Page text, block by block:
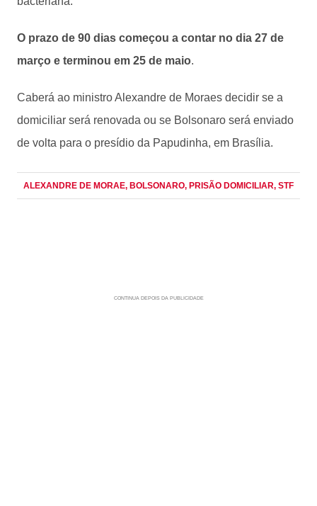
O prazo de 90 dias começou a contar no dia 27 de
março e terminou em 25 de maio.
Caberá ao ministro Alexandre de Moraes decidir se a
domiciliar será renovada ou se Bolsonaro será enviado
de volta para o presídio da Papudinha, em Brasília.
ALEXANDRE DE MORAE, BOLSONARO, PRISÃO DOMICILIAR, STF